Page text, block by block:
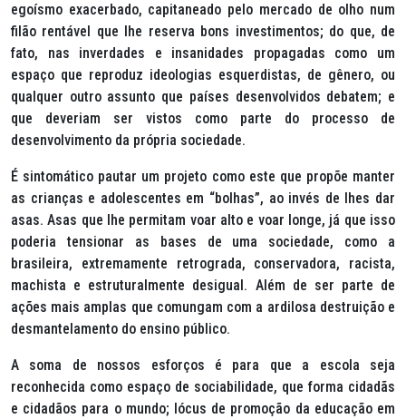
egoísmo exacerbado, capitaneado pelo mercado de olho num
filão rentável que lhe reserva bons investimentos; do que, de
fato, nas inverdades e insanidades propagadas como um
espaço que reproduz ideologias esquerdistas, de gênero, ou
qualquer outro assunto que países desenvolvidos debatem; e
que deveriam ser vistos como parte do processo de
desenvolvimento da própria sociedade.
É sintomático pautar um projeto como este que propõe manter
as crianças e adolescentes em “bolhas”, ao invés de lhes dar
asas. Asas que lhe permitam voar alto e voar longe, já que isso
poderia tensionar as bases de uma sociedade, como a
brasileira, extremamente retrograda, conservadora, racista,
machista e estruturalmente desigual. Além de ser parte de
ações mais amplas que comungam com a ardilosa destruição e
desmantelamento do ensino público.
A soma de nossos esforços é para que a escola seja
reconhecida como espaço de sociabilidade, que forma cidadãs
e cidadãos para o mundo; lócus de promoção da educação em